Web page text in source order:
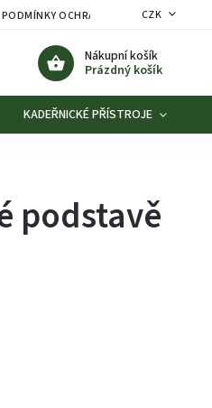
PODMÍNKY OCHRANY OSOBNÍCH ÚDAJŮ
CZK
Nákupní košík
Prázdný košík
KADEŘNICKÉ PŘÍSTROJE
podstavě